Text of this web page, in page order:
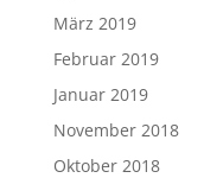
März 2019
Februar 2019
Januar 2019
November 2018
Oktober 2018